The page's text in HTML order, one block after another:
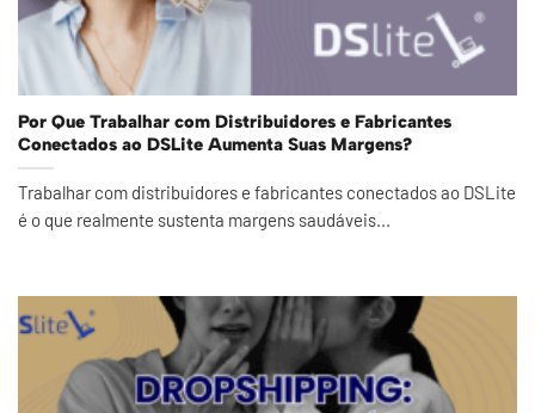
Por Que Trabalhar com Distribuidores e Fabricantes
Conectados ao DSLite Aumenta Suas Margens?
Trabalhar com distribuidores e fabricantes conectados ao DSLite
é o que realmente sustenta margens saudáveis...